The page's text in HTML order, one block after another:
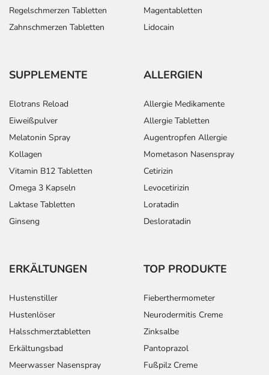
- Juckreiz (Pruritus)
- Müdigkeit
- Schüttelfrost
Veränderung während der Behandlung, wenden Sie sich
Für die Information an dieser Stelle werden vor allem
Nebenwirkungen berücksichtigt, die bei mindestens
einem von 1.000 behandelten Patienten auftreten.
Dosierung
Text Einzeldosis
Depression und
einer Depression -
Behandlungsbeginn:
Erwachsene 1 Kapsel
Depression und
Vorbeugung gegen
einer Depression -
Folgebehandlung:
Erwachsene 2 Kapseln
Angststörung, bei
Erwachsene 1 Kapsel
Regelschmerzen Tabletten
Zahnschmerzen Tabletten
Magentabletten
Lidocain
SUPPLEMENTE
Elotrans Reload
Eiweißpulver
Melatonin Spray
Kollagen
Vitamin B12 Tabletten
Omega 3 Kapseln
Laktase Tabletten
Ginseng
ALLERGIEN
Allergie Medikamente
Allergie Tabletten
Augentropfen Allergie
Mometason Nasenspray
Cetirizin
Levocetirizin
Loratadin
Desloratadin
ERKÄLTUNGEN
Hustenstiller
Hustenlöser
Halsschmerztabletten
Erkältungsbad
Meerwasser Nasenspray
TOP PRODUKTE
Fieberthermometer
Neurodermitis Creme
Zinksalbe
Pantoprazol
Fußpilz Creme